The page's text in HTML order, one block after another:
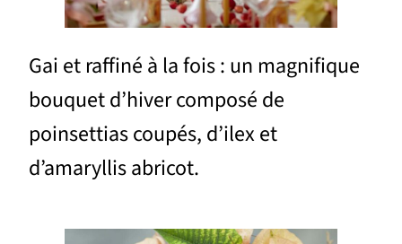
Gai et raffiné à la fois : un magnifique
bouquet d’hiver composé de
poinsettias coupés, d’ilex et
d’amaryllis abricot.